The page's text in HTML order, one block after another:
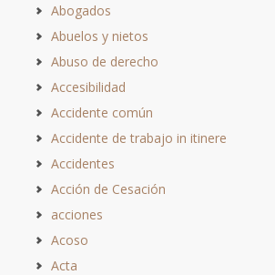
Abogados
Abuelos y nietos
Abuso de derecho
Accesibilidad
Accidente común
Accidente de trabajo in itinere
Accidentes
Acción de Cesación
acciones
Acoso
Acta